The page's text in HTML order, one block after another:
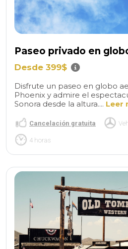
Paseo privado en
Desde 399$
Disfrute un paseo en globo
Phoenix y admire el
Sonora desde la altura.... Leer
Cancelación gratuita
4 horas